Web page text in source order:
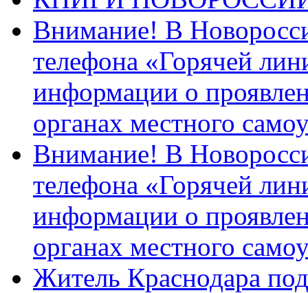
Внимание! В
телефона «Горячей
информации о
органах местного
Внимание! В
телефона «Горячей
информации о
органах местного
Житель Краснодара